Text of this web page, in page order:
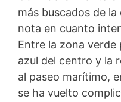
más buscados de
nota en cuanto
Entre la zona verde
azul del centro y la
al paseo marítimo,
se ha vuelto